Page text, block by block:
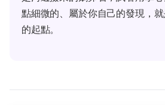
點細微的、屬於你自己的發現，
的起點。